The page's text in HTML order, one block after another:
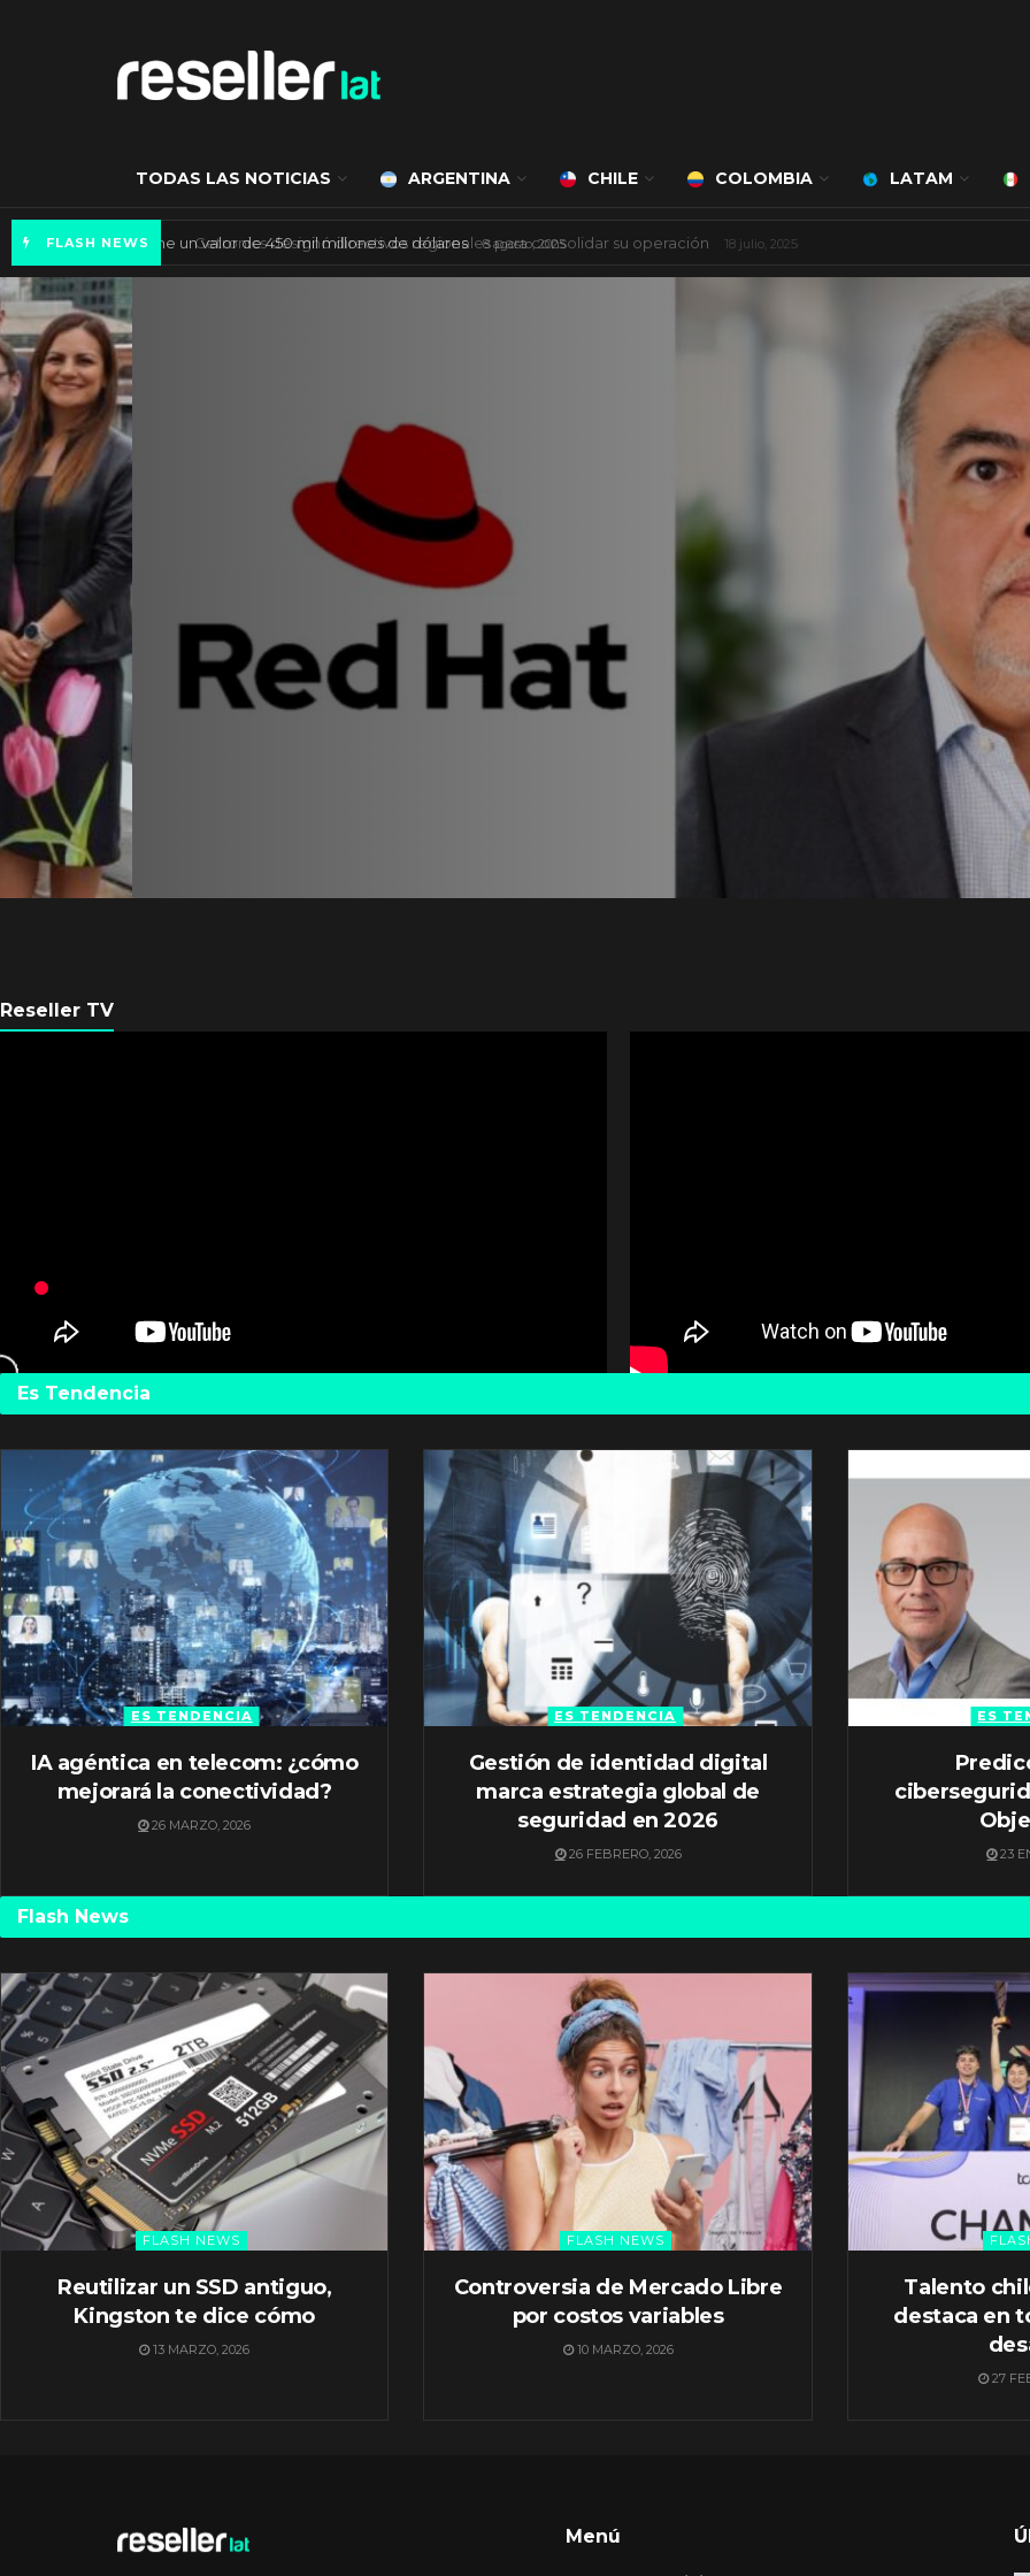
TODAS LAS NOTICIAS ARGENTINA CHILE COLOMBIA LATAM
FLASH NEWS Mercado de IA agéntica tiene un valor de 450 mil millones de dólares 8 agosto, 2025
ES NOTICIA
Equipo de Red Hat en
Latam se consolida con
Sinuhé Sánchez
POR REDACCIÓN LATAM 4 AGOSTO, 2026
Reseller TV
Es Tendencia
ES TENDENCIA
IA agéntica en telecom: ¿cómo
mejorará la conectividad?
26 MARZO, 2026
ES TENDENCIA
Gestión de identidad digital
marca estrategia global de
seguridad en 2026
26 FEBRERO, 2026
ES
23
Flash News
FLASH NEWS
Reutilizar un SSD antiguo,
Kingston te dice cómo
13 MARZO, 2026
FLASH NEWS
Controversia de Mercado Libre
por costos variables
10 MARZO, 2026
Talento
destaca en
27
Menú